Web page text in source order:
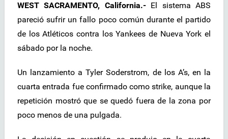
WEST SACRAMENTO, California.-El sistema ABS
pareció sufrir un fallo poco común durante el partido
de los Atléticos contra los Yankees de Nueva York el
sábado por la noche.
Un lanzamiento a Tyler Soderstrom, de los A’s, en la
cuarta entrada fue confirmado como strike, aunque la
repetición mostró que se quedó fuera de la zona por
poco menos de una pulgada.